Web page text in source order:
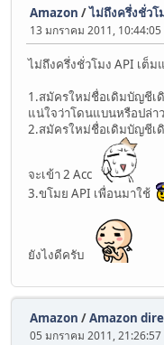
Amazon /ไม่ถึงครึ่งชั่วโ
13 มกราคม 2011, 10:44:05
ไม่ถึงครึ่งชั่วโมง API เต็
1.สมัครใหม่ชื่อเดิมบัญชีเ
แน่ใจว่าโดนแบนหรือปล่า
2.สมัครใหม่ชื่อเดิมบัญชีเ
จะเข้า 2 Acc
3.ขโมย API เพื่อนมาใช้
ยังไงดีครับ
Amazon /Amazon
05 มกราคม 2011, 21:26:57